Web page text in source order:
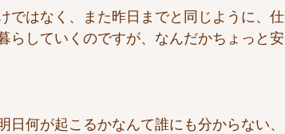
ではなく、また昨日までと同じように、仕
らしていくのですが、なんだかちょっと安
何が起こるかなんて誰にも分からない、